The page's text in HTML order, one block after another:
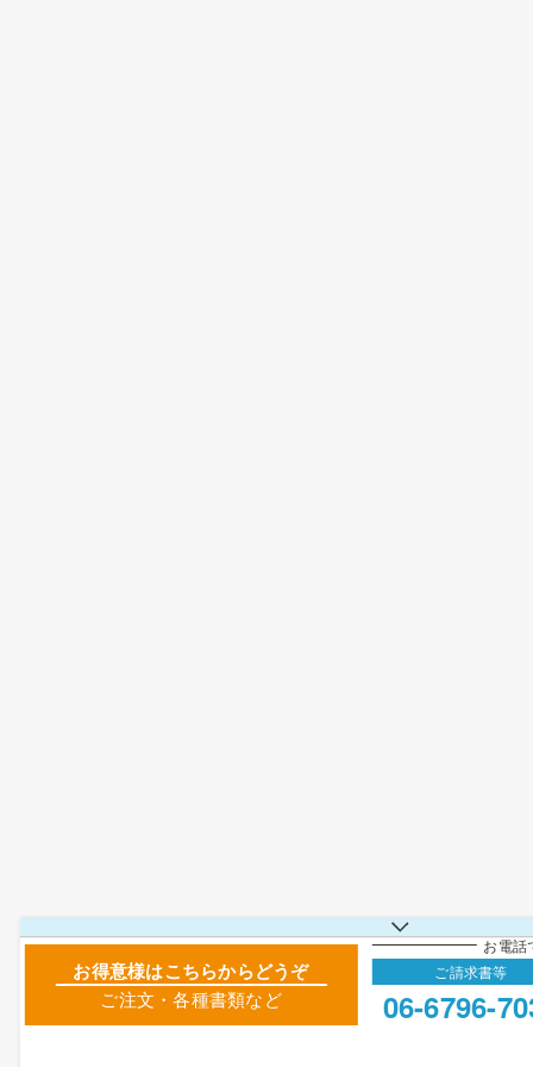
お得意様はこちらからどうぞ
ご注文・各種書類など
お電話
ご請求書等
06-6796-